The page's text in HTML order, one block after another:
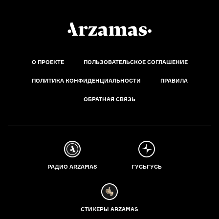
О ПРОЕКТЕ ПОЛЬЗОВАТЕЛЬСКОЕ СОГЛАШЕНИЕ
ПОЛИТИКА КОНФИДЕНЦИАЛЬНОСТИ ПРАВИЛА
ОБРАТНАЯ СВЯЗЬ
РАДИО ARZAMAS ГУСЬГУСЬ
СТИКЕРЫ ARZAMAS